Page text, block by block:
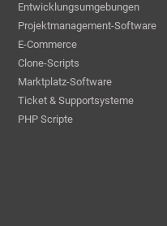
Entwicklungsumgebungen
Projektmanagement-Software
E-Commerce
Clone-Scripts
Marktplatz-Software
Ticket & Supportsysteme
PHP Scripte